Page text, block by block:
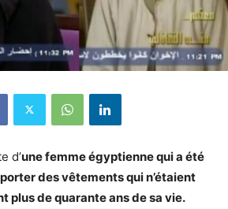
d’une femme égyptienne qui a été
des vêtements qui n’étaient
plus de quarante ans de sa vie.